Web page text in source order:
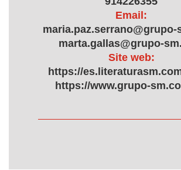
Email:
maria.paz.serrano@grupo-
marta.gallas@grupo-
Site web:
https://
https://www.grupo-